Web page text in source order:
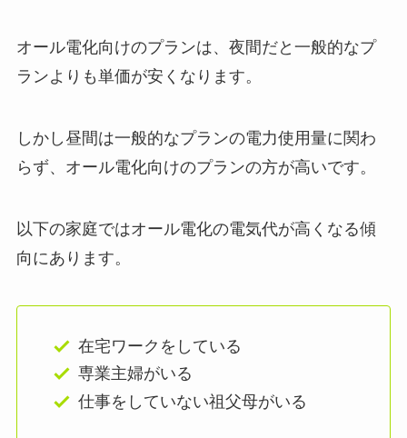
オール電化向けのプランは、夜間だと一般的なプ
ランよりも単価が安くなります。
しかし昼間は一般的なプランの電力使用量に関わ
らず、オール電化向けのプランの方が高いです。
以下の家庭ではオール電化の電気代が高くなる傾
向にあります。
在宅ワークをしている
専業主婦がいる
仕事をしていない祖父母がいる